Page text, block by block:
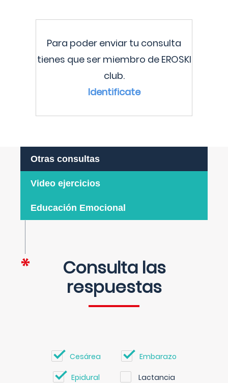
Para poder enviar tu consulta
tienes que ser miembro de EROSKI
club.
Identificate
Otras consultas
Video ejercicios
Educación Emocional
Consulta las
respuestas
Cesárea Embarazo
Epidural Lactancia